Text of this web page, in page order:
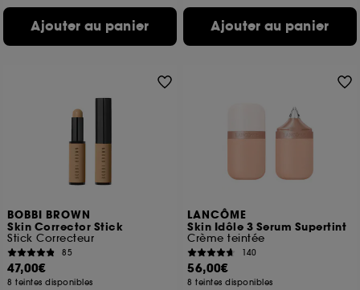
Ajouter au panier Ajouter au panier
BOBBI BROWN
Skin Corrector Stick
Stick Correcteur
85
47,00€
8 teintes disponibles
LANCÔME
Skin Idôle 3 Serum Supertint
Crème teintée
140
56,00€
8 teintes disponibles